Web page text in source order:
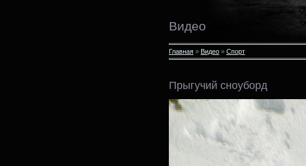
Видео
Главная » Видео » Спорт
Прыгучий сноуборд